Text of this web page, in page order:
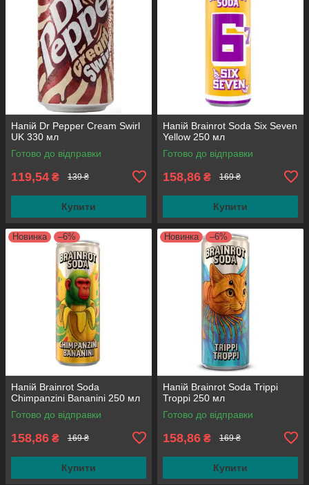
Напій Dr Pepper Cream Swirl
UK 330 мл
Готово до відправки
119,54 ₴ 139 ₴
Купити
Напій Brainrot Soda Six Seven
Yellow 250 мл
Готово до відправки
158,86 ₴ 169 ₴
Купити
Новинка –6%
Напій Brainrot Soda
Chimpanzini Bananini 250 мл
Готово до відправки
158,86 ₴ 169 ₴
Купити
Новинка –6%
Напій Brainrot Soda Trippi
Troppi 250 мл
Готово до відправки
158,86 ₴ 169 ₴
Купити